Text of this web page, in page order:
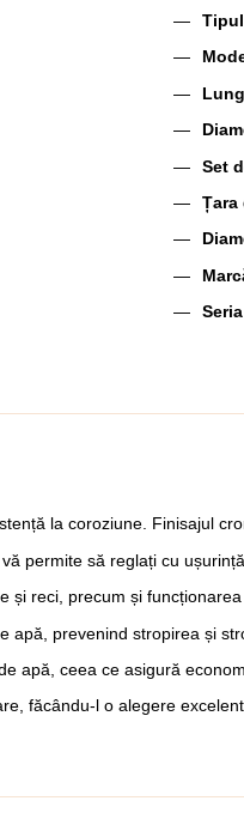
Set
Țara
la coroziune. Finisajul
permite să reglați cu
reci, precum și
apă, prevenind stropirea și
apă, ceea ce asigură
făcându-l o alegere